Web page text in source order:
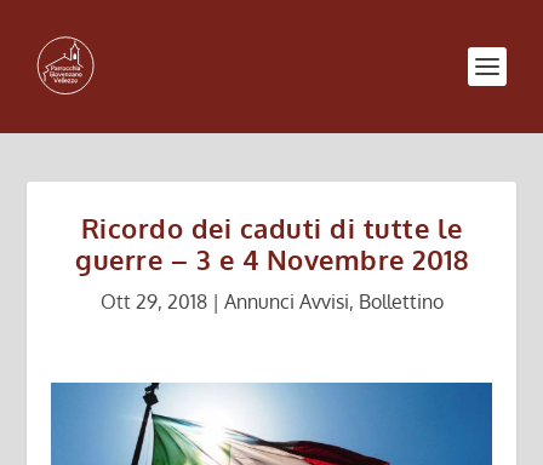
Ricordo dei caduti di tutte le
guerre – 3 e 4 Novembre 2018
Ott 29, 2018| Annunci Avvisi, Bollettino